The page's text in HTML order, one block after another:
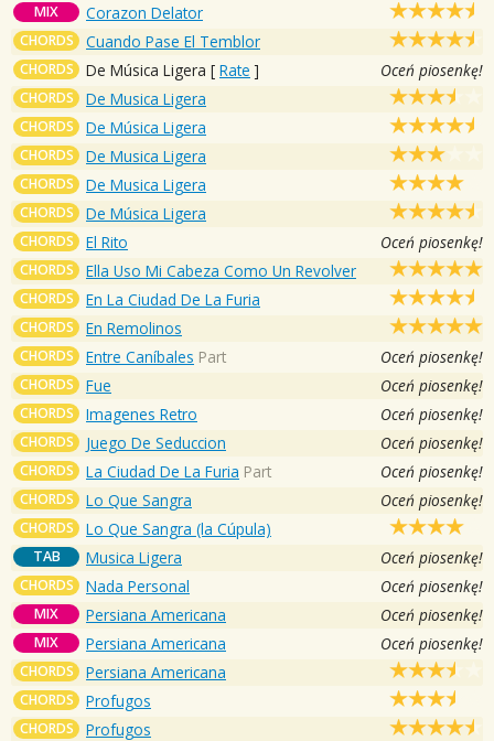
MIX Corazon Delator
CHORDS Cuando Pase El Temblor
CHORDS De Música Ligera [ Rate ] Oceń piosenkę!
CHORDS De Musica Ligera
CHORDS De Música Ligera
CHORDS De Musica Ligera
CHORDS De Musica Ligera
CHORDS De Música Ligera
CHORDS El Rito Oceń piosenkę!
CHORDS Ella Uso Mi Cabeza Como Un Revolver
CHORDS En La Ciudad De La Furia
CHORDS En Remolinos
CHORDS Entre Caníbales Part Oceń piosenkę!
CHORDS Fue Oceń piosenkę!
CHORDS Imagenes Retro Oceń piosenkę!
CHORDS Juego De Seduccion Oceń piosenkę!
CHORDS La Ciudad De La Furia Part Oceń piosenkę!
CHORDS Lo Que Sangra Oceń piosenkę!
CHORDS Lo Que Sangra (la Cúpula)
TAB Musica Ligera Oceń piosenkę!
CHORDS Nada Personal Oceń piosenkę!
MIX Persiana Americana Oceń piosenkę!
MIX Persiana Americana Oceń piosenkę!
CHORDS Persiana Americana
CHORDS Profugos
CHORDS Profugos